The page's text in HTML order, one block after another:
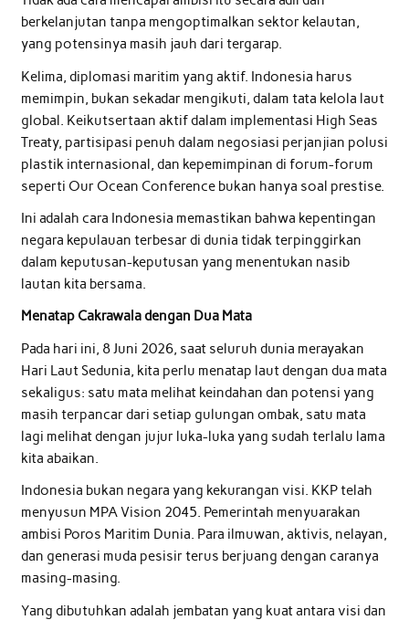
berkelanjutan tanpa mengoptimalkan sektor kelautan,
yang potensinya masih jauh dari tergarap.
Kelima, diplomasi maritim yang aktif. Indonesia harus
memimpin, bukan sekadar mengikuti, dalam tata kelola laut
global. Keikutsertaan aktif dalam implementasi High Seas
Treaty, partisipasi penuh dalam negosiasi perjanjian polusi
plastik internasional, dan kepemimpinan di forum-forum
seperti Our Ocean Conference bukan hanya soal prestise.
Ini adalah cara Indonesia memastikan bahwa kepentingan
negara kepulauan terbesar di dunia tidak terpinggirkan
dalam keputusan-keputusan yang menentukan nasib
lautan kita bersama.
Menatap Cakrawala dengan Dua Mata
Pada hari ini, 8 Juni 2026, saat seluruh dunia merayakan
Hari Laut Sedunia, kita perlu menatap laut dengan dua mata
sekaligus: satu mata melihat keindahan dan potensi yang
masih terpancar dari setiap gulungan ombak, satu mata
lagi melihat dengan jujur luka-luka yang sudah terlalu lama
kita abaikan.
Indonesia bukan negara yang kekurangan visi. KKP telah
menyusun MPA Vision 2045. Pemerintah menyuarakan
ambisi Poros Maritim Dunia. Para ilmuwan, aktivis, nelayan,
dan generasi muda pesisir terus berjuang dengan caranya
masing-masing.
Yang dibutuhkan adalah jembatan yang kuat antara visi dan